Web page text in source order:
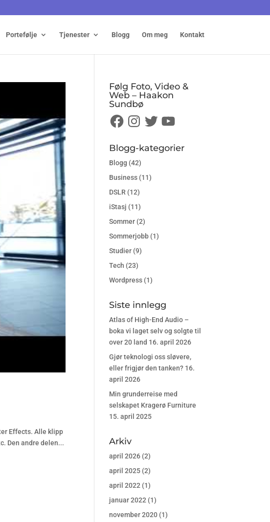
Portefølje Tjenester Blogg Om meg Kontakt
Effects. Alle klipp
Den andre delen...
Følg Foto, Video &
Web – Haakon
Sundbø
FacebookInstagram
TwitterYouTube
Blogg-kategorier
Blogg (42)
Business (11)
DSLR (12)
iStasj (11)
Sommer (2)
Sommerjobb (1)
Studier (9)
Tech (23)
Wordpress (1)
Siste innlegg
Atlas of High-End Audio –
boka vi laget selv og solgte til
over 20 land 16. april 2026
Gjør teknologi oss sløvere,
eller frigjør den tanken? 16.
april 2026
Min grunderreise med
selskapet Kragerø Furniture
15. april 2025
Arkiv
april 2026 (2)
april 2025 (2)
april 2022 (1)
januar 2022 (1)
november 2020 (1)